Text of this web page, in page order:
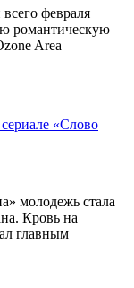
февраля
романтическую
Area
«Слово
молодежь стала
Кровь на
главным